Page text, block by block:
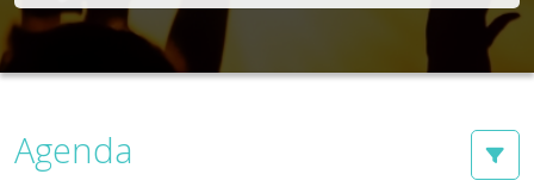
Agenda